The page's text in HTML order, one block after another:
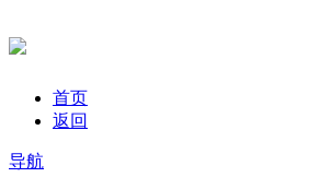
首页
返回
导航